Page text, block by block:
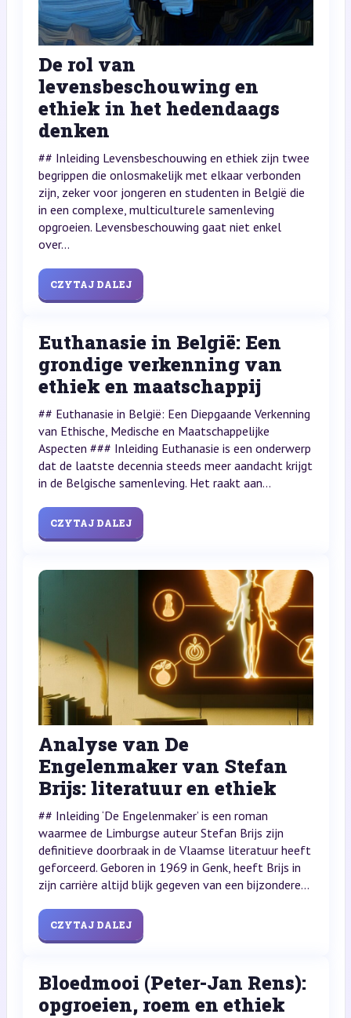
De rol van
levensbeschouwing en
ethiek in het hedendaags
denken
## Inleiding Levensbeschouwing en ethiek zijn twee
begrippen die onlosmakelijk met elkaar verbonden
zijn, zeker voor jongeren en studenten in België die
in een complexe, multiculturele samenleving
opgroeien. Levensbeschouwing gaat niet enkel
over...
CZYTAJ DALEJ
Euthanasie in België: Een
grondige verkenning van
ethiek en maatschappij
## Euthanasie in België: Een Diepgaande Verkenning
van Ethische, Medische en Maatschappelijke
Aspecten ### Inleiding Euthanasie is een onderwerp
dat de laatste decennia steeds meer aandacht krijgt
in de Belgische samenleving. Het raakt aan...
CZYTAJ DALEJ
Analyse van De
Engelenmaker van Stefan
Brijs: literatuur en ethiek
## Inleiding ‘De Engelenmaker’ is een roman
waarmee de Limburgse auteur Stefan Brijs zijn
definitieve doorbraak in de Vlaamse literatuur heeft
geforceerd. Geboren in 1969 in Genk, heeft Brijs in
zijn carrière altijd blijk gegeven van een bijzondere...
CZYTAJ DALEJ
Bloedmooi (Peter-Jan Rens):
opgroeien, roem en ethiek